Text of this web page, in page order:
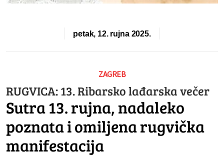
petak, 12. rujna 2025.
ZAGREB
RUGVICA: 13. Ribarsko lađarska večer
Sutra 13. rujna, nadaleko
poznata i omiljena rugvička
manifestacija